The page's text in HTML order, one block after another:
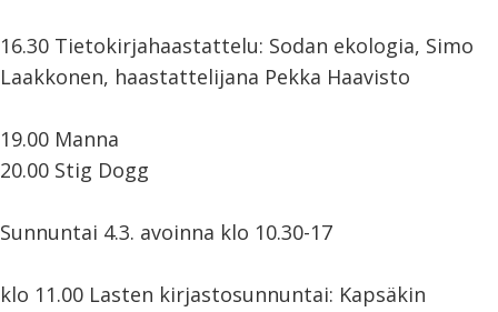
16.30 Tietokirjahaastattelu: Sodan ekologia, Simo
Laakkonen, haastattelijana Pekka Haavisto
19.00 Manna
20.00 Stig Dogg
Sunnuntai 4.3. avoinna klo 10.30-17
klo 11.00 Lasten kirjastosunnuntai: Kapsäkin